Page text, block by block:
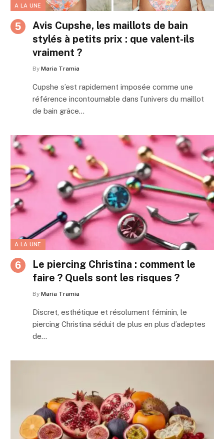
A LA UNE
Avis Cupshe, les maillots de bain
stylés à petits prix : que valent-ils
vraiment ?
By Maria Tramia
Cupshe s’est rapidement imposée comme une
référence incontournable dans l’univers du maillot
de bain grâce…
A LA UNE
Le piercing Christina : comment le
faire ? Quels sont les risques ?
By Maria Tramia
Discret, esthétique et résolument féminin, le
piercing Christina séduit de plus en plus d’adeptes
de…